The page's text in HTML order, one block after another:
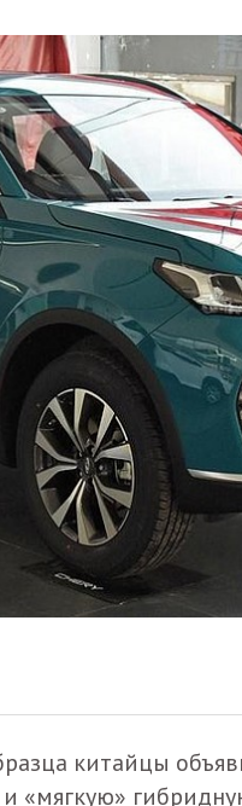
китайцы
«мягкую»